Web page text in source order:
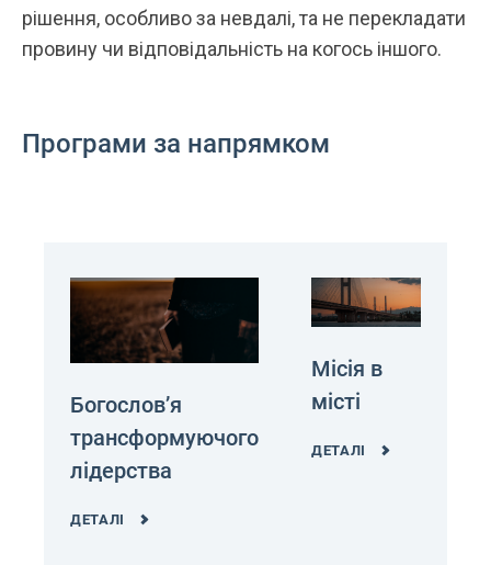
рішення, особливо за невдалі, та не перекладати
провину чи відповідальність на когось іншого.
Програми за напрямком
Богословʼя
трансформуючого
лідерства
ДЕТАЛІ
Місія в
місті
ДЕТАЛІ